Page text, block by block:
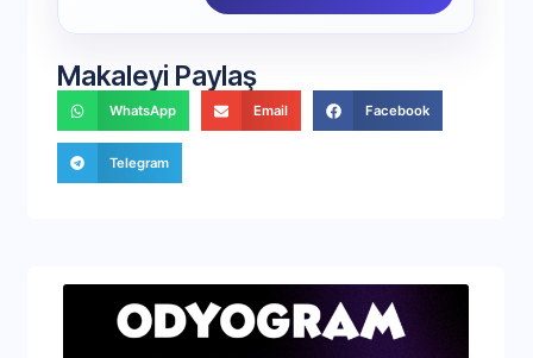
Makaleyi Paylaş
WhatsApp Email Facebook
Telegram